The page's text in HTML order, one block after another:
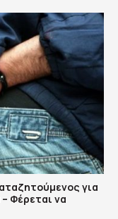
για
Φέρεται να